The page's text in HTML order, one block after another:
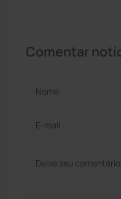
Comentar